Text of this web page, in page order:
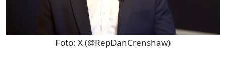
Foto: X (@RepDanCrenshaw)